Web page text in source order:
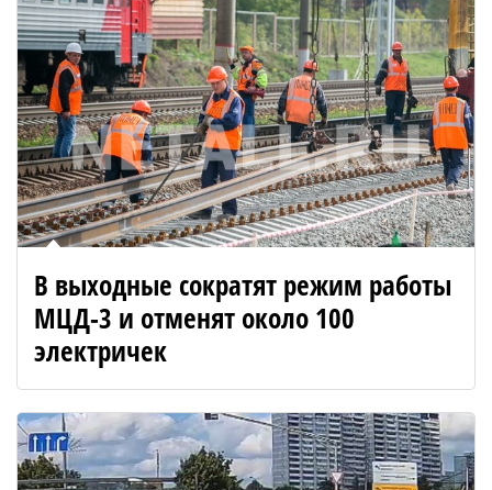
В выходные сократят режим работы
МЦД-3 и отменят около 100
электричек